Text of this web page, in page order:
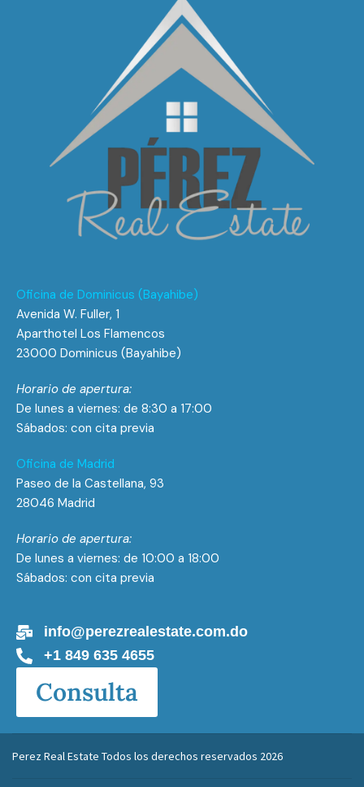
Oficina de Dominicus (Bayahibe)
Avenida W. Fuller, 1
Aparthotel Los Flamencos
23000 Dominicus (Bayahibe)
Horario de apertura:
De lunes a viernes: de 8:30 a 17:00
Sábados: con cita previa
Oficina de Madrid
Paseo de la Castellana, 93
28046 Madrid
Horario de apertura:
De lunes a viernes: de 10:00 a 18:00
Sábados: con cita previa
info@perezrealestate.com.do
+1 849 635 4655
Consulta
Perez Real Estate Todos los derechos reservados 2026